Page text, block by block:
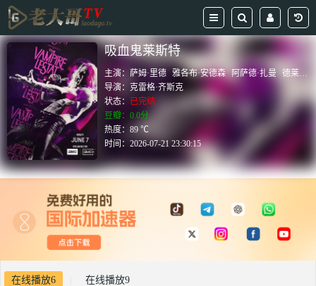
吸血鬼莱斯特
主演： 萨姆·里德 雅各布·安德森 阿萨德·扎曼 德莱尼·海勒斯
导演： 克雷格·齐斯克
状态： 已完结
豆瓣：0.0分
热度：89 ℃
时间：2026-07-21 23:30:15
在线播放6 在线播放9